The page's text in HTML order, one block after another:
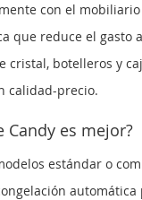
con el mobiliario
que reduce el gasto
cristal, botelleros y
calidad-precio.
es mejor?
estándar o